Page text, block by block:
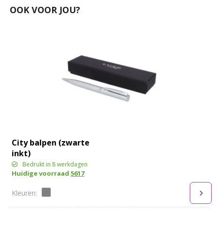
OOK VOOR JOU?
City balpen (zwarte
inkt)
Bedrukt in 8 werkdagen
Huidige voorraad 5617